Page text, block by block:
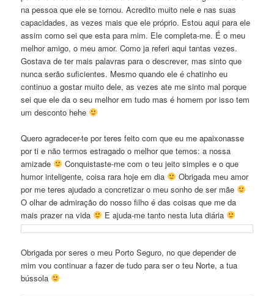
na pessoa que ele se tornou. Acredito muito nele e nas suas
capacidades, as vezes mais que ele próprio. Estou aqui para ele
assim como sei que esta para mim. Ele completa-me. É o meu
melhor amigo, o meu amor. Como ja referi aqui tantas vezes.
Gostava de ter mais palavras para o descrever, mas sinto que
nunca serão suficientes. Mesmo quando ele é chatinho eu
continuo a gostar muito dele, as vezes ate me sinto mal porque
sei que ele da o seu melhor em tudo mas é homem por isso tem
um desconto hehe
Quero agradecer-te por teres feito com que eu me apaixonasse
por ti e não termos estragado o melhor que temos: a nossa
amizade
Conquistaste-me com o teu jeito simples e o que
humor inteligente, coisa rara hoje em dia
Obrigada meu amor
por me teres ajudado a concretizar o meu sonho de ser mãe
O olhar de admiração do nosso filho é das coisas que me da
mais prazer na vida
E ajuda-me tanto nesta luta diária
Obrigada por seres o meu Porto Seguro, no que depender de
mim vou continuar a fazer de tudo para ser o teu Norte, a tua
bússola